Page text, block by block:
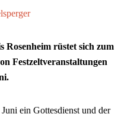
rüstet sich zum
Festzeltveranstaltungen
ein Gottesdienst und der